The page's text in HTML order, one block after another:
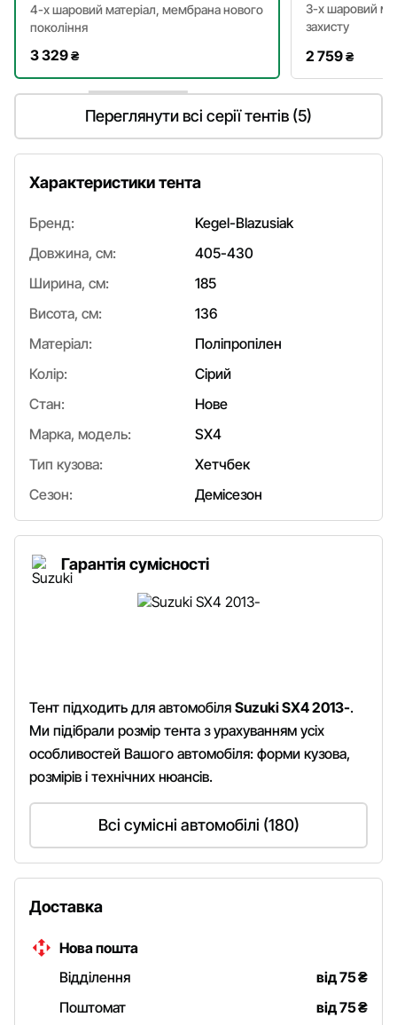
4-х шаровий матеріал, мембрана нового
покоління
3 329₴
3-х шаровий
захисту
2 759₴
Переглянути всі серії тентів (5)
Характеристики тента
Бренд:
Kegel-Blazusiak
Довжина, см:
405-430
Ширина, см:
185
Висота, см:
136
Матеріал:
Поліпропілен
Колір:
Сірий
Стан:
Нове
Марка, модель:
SX4
Тип кузова:
Хетчбек
Сезон:
Демісезон
Гарантія сумісності
Тент підходить для автомобіля Suzuki SX4 2013-.
Ми підібрали розмір тента з урахуванням усіх
особливостей Вашого автомобіля: форми кузова,
розмірів і технічних нюансів.
Всі сумісні автомобілі (180)
Доставка
Нова пошта
Відділення
від 75₴
Поштомат
від 75₴